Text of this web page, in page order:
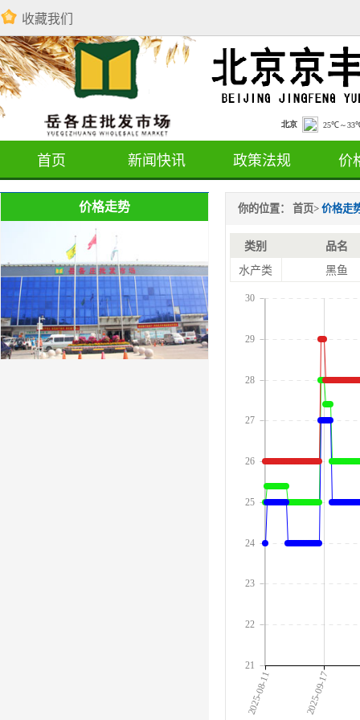
收藏我们
首页 新闻快讯 政策法规 价
价格走势 你的位置： 首页> 价格走
类别
品名
水产类
黑鱼
2025-08-11 2025-09-17
21
22
23
24
25
26
27
28
29
30